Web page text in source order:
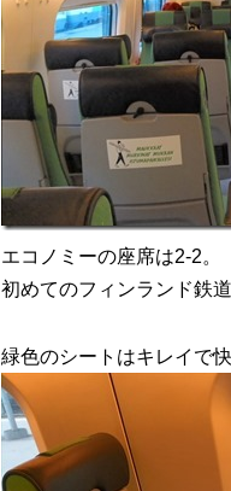
エコノミーの座席は2-2。
初めてのフィンランド鉄
緑色のシートはキレイで快